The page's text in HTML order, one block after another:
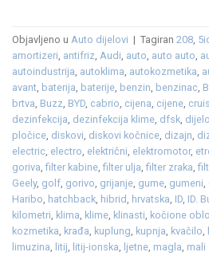
Objavljeno u Auto dijelovi | Tagiran 208,
amortizeri, antifriz, Audi, auto, auto auto,
autoindustrija, autoklima, autokozmetika,
avant, baterija, baterije, benzin, benzinac,
brtva, Buzz, BYD, cabrio, cijena, cijene,
dezinfekcija, dezinfekcija klime, dfsk,
pločice, diskovi, diskovi kočnice, dizajn,
electric, electro, električni, elektromotor,
goriva,filter kabine,filter ulja,filter zraka,
Geely, golf, gorivo, grijanje, gume, gumeni,
Haribo, hatchback, hibrid, hrvatska, ID, ID.
kilometri, klima, klime, klinasti, kočione
kozmetika, krađa, kuplung, kupnja, kvačilo,
limuzina, litij, litij-ionska, ljetne, magla, mali